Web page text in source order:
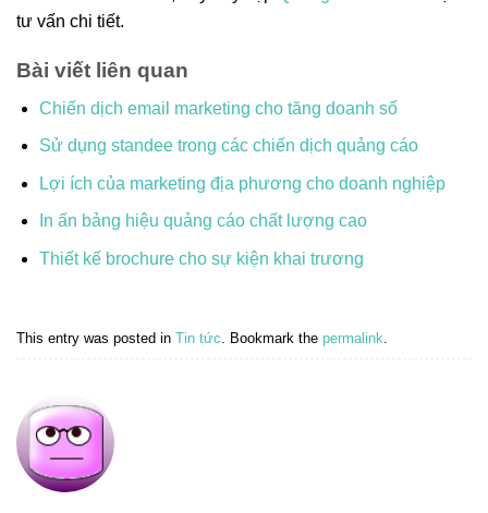
tư vấn chi tiết.
Bài viết liên quan
Chiến dịch email marketing cho tăng doanh số
Sử dụng standee trong các chiến dịch quảng cáo
Lợi ích của marketing địa phương cho doanh nghiệp
In ấn bảng hiệu quảng cáo chất lượng cao
Thiết kế brochure cho sự kiện khai trương
This entry was posted in Tin tức. Bookmark the permalink.